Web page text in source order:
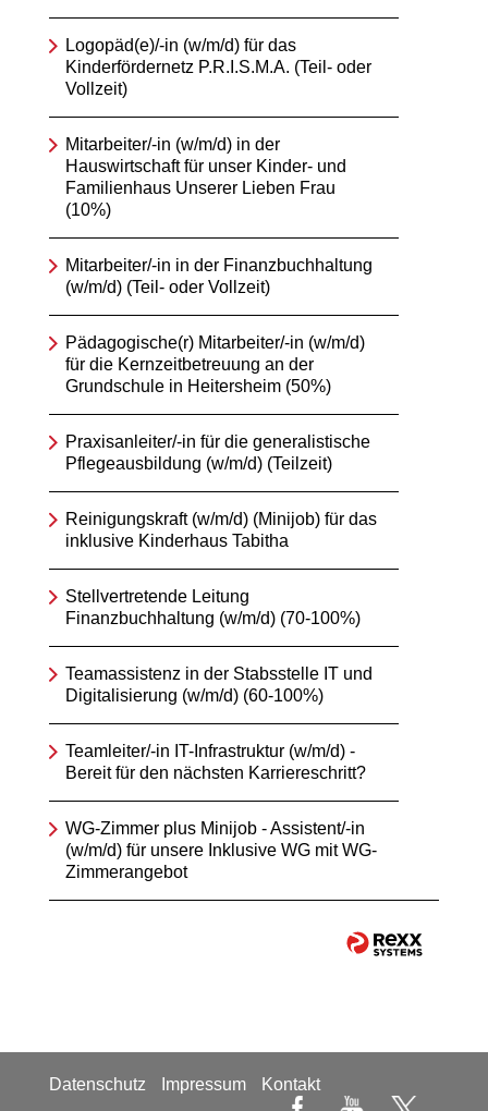
Logopäd(e)/-in (w/m/d) für das
Kinderfördernetz P.R.I.S.M.A. (Teil- oder
Vollzeit)
Mitarbeiter/-in (w/m/d) in der
Hauswirtschaft für unser Kinder- und
Familienhaus Unserer Lieben Frau
(10%)
Mitarbeiter/-in in der Finanzbuchhaltung
(w/m/d) (Teil- oder Vollzeit)
Pädagogische(r) Mitarbeiter/-in (w/m/d)
für die Kernzeitbetreuung an der
Grundschule in Heitersheim (50%)
Praxisanleiter/-in für die generalistische
Pflegeausbildung (w/m/d) (Teilzeit)
Reinigungskraft (w/m/d) (Minijob) für das
inklusive Kinderhaus Tabitha
Stellvertretende Leitung
Finanzbuchhaltung (w/m/d) (70-100%)
Teamassistenz in der Stabsstelle IT und
Digitalisierung (w/m/d) (60-100%)
Teamleiter/-in IT-Infrastruktur (w/m/d) -
Bereit für den nächsten Karriereschritt?
WG-Zimmer plus Minijob - Assistent/-in
(w/m/d) für unsere Inklusive WG mit WG-
Zimmerangebot
Datenschutz Impressum Kontakt